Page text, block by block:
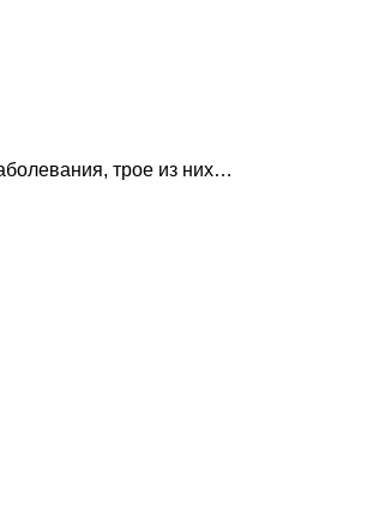
трое из них…